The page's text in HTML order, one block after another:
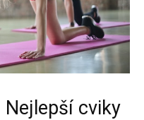
Nejlepší cviky